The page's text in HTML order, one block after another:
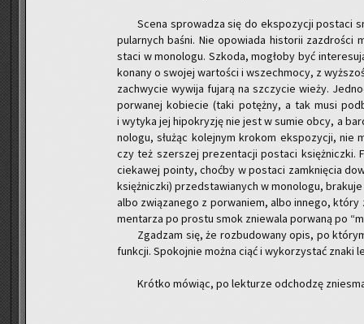
Scena spro­wa­dza się do eks­po­zy­cji po­sta­ci
pu­lar­nych baśni. Nie opo­wia­da hi­sto­rii
sta­ci w mo­no­lo­gu. Szko­da, mo­gło­by być
ko­na­ny o swo­jej war­to­ści i wszech­mo­cy, z
za­chwy­cie wy­wi­ja fu­ja­rą na szczy­cie wieży.
po­rwa­nej ko­bie­cie (taki po­tęż­ny, a tak musi
i wy­ty­ka jej hi­po­kry­zję nie jest w sumie obcy, a
no­lo­gu, słu­żąc ko­lej­nym kro­kom eks­po­zy­cji,
czy też szer­szej pre­zen­ta­cji po­sta­ci księż­nicz­ki.
cie­ka­wej po­in­ty, choć­by w po­sta­ci za­mknię­cia
księż­nicz­ki) przed­sta­wia­nych w mo­no­lo­gu,
albo zwią­za­ne­go z po­rwa­niem, albo in­ne­go,
men­ta­rza po pro­stu smok znie­wa­la po­rwa­ną po
Zga­dzam się, że roz­bu­do­wa­ny opis, po
funk­cji. Spo­koj­nie można ciąć i wy­ko­rzy­stać znaki
Krót­ko mó­wiąc, po lek­tu­rze od­cho­dzę